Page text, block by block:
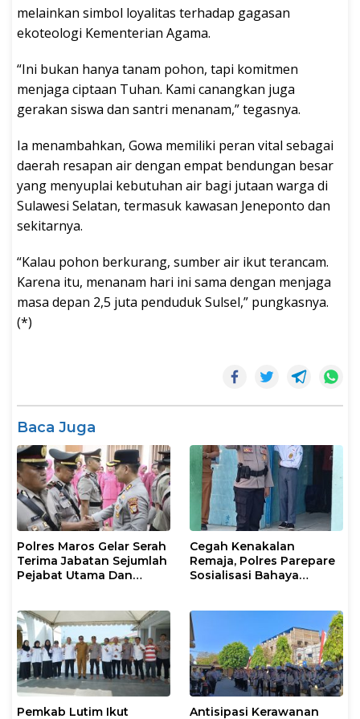
melainkan simbol loyalitas terhadap gagasan
ekoteologi Kementerian Agama.
“Ini bukan hanya tanam pohon, tapi komitmen
menjaga ciptaan Tuhan. Kami canangkan juga
gerakan siswa dan santri menanam,” tegasnya.
Ia menambahkan, Gowa memiliki peran vital sebagai
daerah resapan air dengan empat bendungan besar
yang menyuplai kebutuhan air bagi jutaan warga di
Sulawesi Selatan, termasuk kawasan Jeneponto dan
sekitarnya.
“Kalau pohon berkurang, sumber air ikut terancam.
Karena itu, menanam hari ini sama dengan menjaga
masa depan 2,5 juta penduduk Sulsel,” pungkasnya.
(*)
Baca Juga
Polres Maros Gelar Serah
Terima Jabatan Sejumlah
Pejabat Utama Dan
Cegah Kenakalan
Remaja, Polres Parepare
Sosialisasi Bahaya
Pemkab Lutim Ikut
Antisipasi Kerawanan